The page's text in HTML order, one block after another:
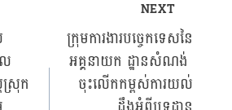
ស្រុក
NEXT
ក្រុមការងារបច្ចេកទេសនៃ
អគ្គនាយក ដ្ឋានសំណង់
ចុះលើកកម្ពស់ការយល់